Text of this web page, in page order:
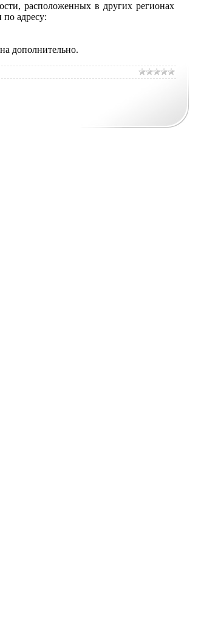
расположенных в других регионах
по адресу:
дополнительно.